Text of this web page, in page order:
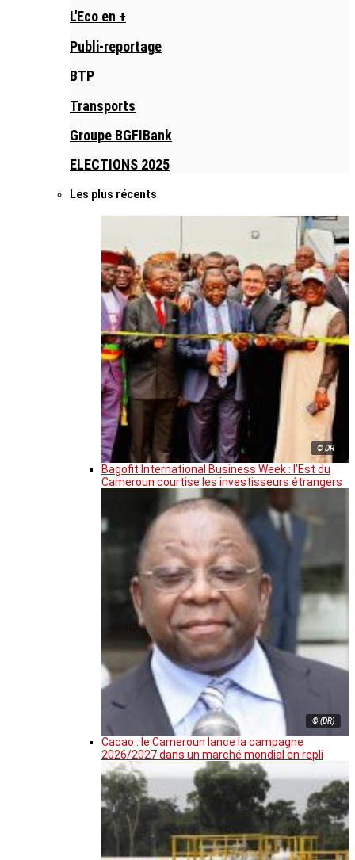
L'Eco en +
Publi-reportage
BTP
Transports
Groupe BGFIBank
ELECTIONS 2025
Les plus récents
© DR
Bagofit International Business Week : l’Est du
Cameroun courtise les investisseurs étrangers
© (DR)
Cacao : le Cameroun lance la campagne
2026/2027 dans un marché mondial en repli